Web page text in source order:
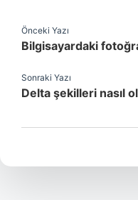
Önceki Yazı
Bilgisayardaki
Sonraki Yazı
Delta şekilleri nasıl